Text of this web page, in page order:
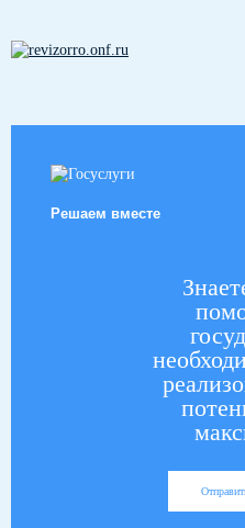
Решаем вместе